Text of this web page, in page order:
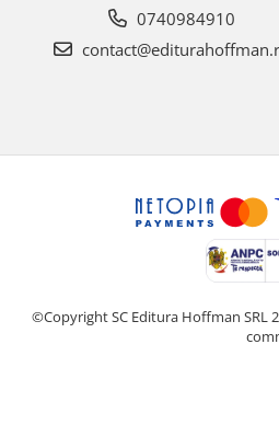
0740984910
©Copyright SC Editura Hoffman SRL